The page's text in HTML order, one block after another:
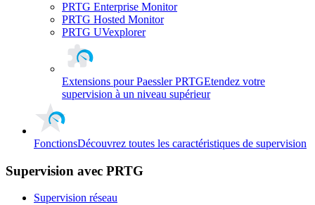
PRTG Enterprise Monitor
PRTG Hosted Monitor
PRTG UVexplorer
Extensions pour Paessler PRTGEtendez votre
supervision à un niveau supérieur
FonctionsDécouvrez toutes les caractéristiques de supervision
Supervision avec PRTG
Supervision réseau